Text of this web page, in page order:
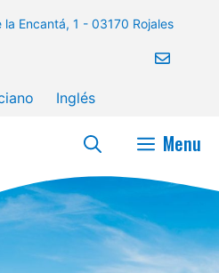
Encantá, 1 - 03170 Rojales
Inglés
Menu